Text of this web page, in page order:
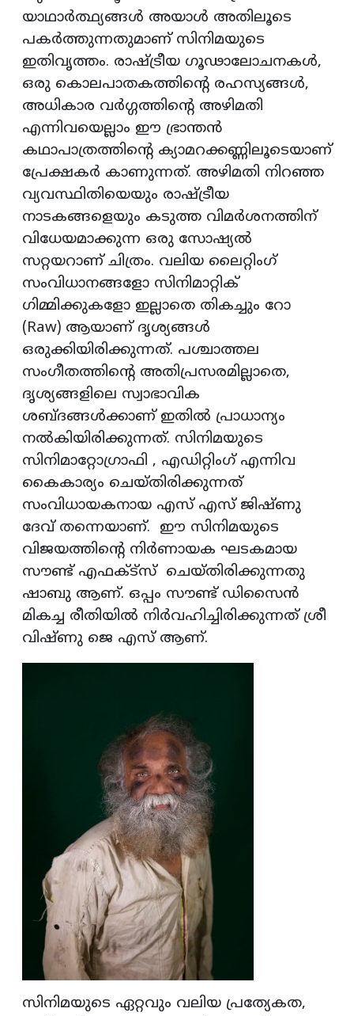
യാഥാര്‍ത്ഥ്യങ്ങള്‍ അയാള്‍ അതിലൂടെ
പകര്‍ത്തുന്നതുമാണ് സിനിമയുടെ
ഇതിവൃത്തം. രാഷ്ട്രീയ ഗൂഢാലോചനകള്‍,
ഒരു കൊലപാതകത്തിന്റെ രഹസ്യങ്ങള്‍,
അധികാര വര്‍ഗ്ഗത്തിന്റെ അഴിമതി
എന്നിവയെല്ലാം ഈ ഭ്രാന്തന്‍
കഥാപാത്രത്തിന്റെ ക്യാമറക്കണ്ണിലൂടെയാണ്
പ്രേക്ഷകര്‍ കാണുന്നത്. അഴിമതി നിറഞ്ഞ
വ്യവസ്ഥിതിയെയും രാഷ്ട്രീയ
നാടകങ്ങളെയും കടുത്ത വിമര്‍ശനത്തിന്
വിധേയമാക്കുന്ന ഒരു സോഷ്യല്‍
സറ്റയറാണ് ചിത്രം. വലിയ ലൈറ്റിംഗ്
സംവിധാനങ്ങളോ സിനിമാറ്റിക്
ഗിമ്മിക്കുകളോ ഇല്ലാതെ തികച്ചും റോ
(Raw) ആയാണ് ദൃശ്യങ്ങള്‍
ഒരുക്കിയിരിക്കുന്നത്. പശ്ചാത്തല
സംഗീതത്തിന്റെ അതിപ്രസരമില്ലാതെ,
ദൃശ്യങ്ങളിലെ സ്വാഭാവിക
ശബ്ദങ്ങള്‍ക്കാണ് ഇതില്‍ പ്രാധാന്യം
നല്‍കിയിരിക്കുന്നത്. സിനിമയുടെ
സിനിമാറ്റോഗ്രാഫി , എഡിറ്റിംഗ് എന്നിവ
കൈകാര്യം ചെയ്തിരിക്കുന്നത്
സംവിധായകനായ എസ് എസ് ജിഷ്ണു
ദേവ് തന്നെയാണ്. ഈ സിനിമയുടെ
വിജയത്തിന്റെ നിര്‍ണായക ഘടകമായ
സൗണ്ട് എഫക്ട്‌സ് ചെയ്തിരിക്കുന്നതു
ഷാബു ആണ്. ഒപ്പം സൗണ്ട് ഡിസൈന്‍
മികച്ച രീതിയില്‍ നിര്‍വഹിച്ചിരിക്കുന്നത് ശ്രീ
വിഷ്ണു ജെ എസ് ആണ്.
സിനിമയുടെ ഏറ്റവും വലിയ പ്രത്യേകത,